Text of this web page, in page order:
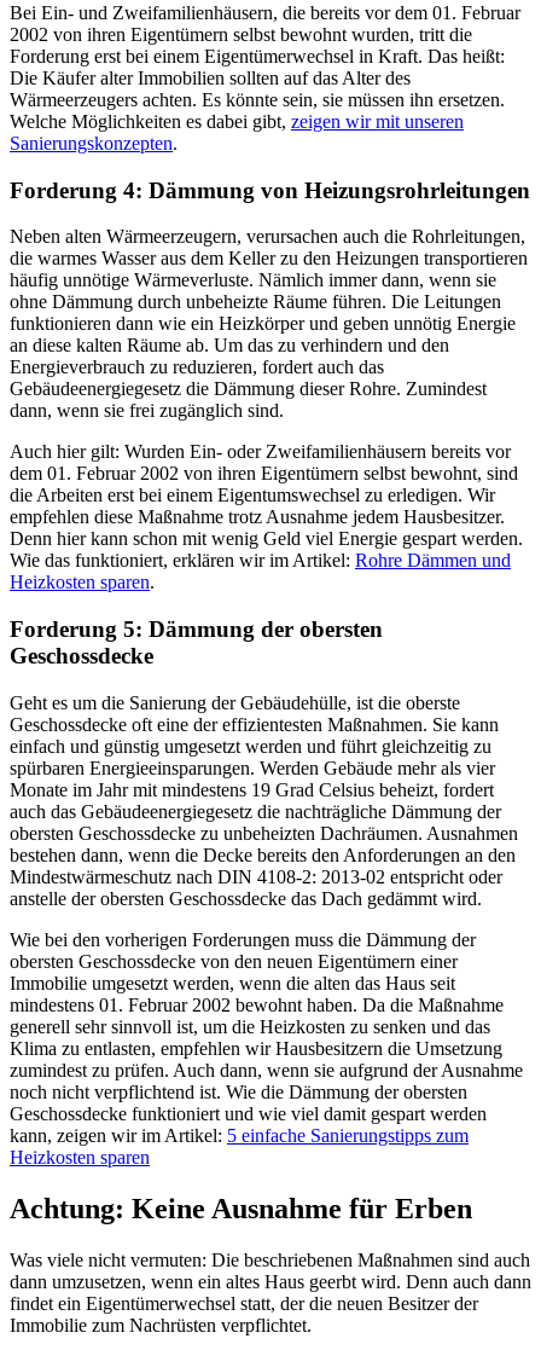
Bei Ein- und Zweifamilienhäusern, die bereits vor dem 01. Februar
2002 von ihren Eigentümern selbst bewohnt wurden, tritt die
Forderung erst bei einem Eigentümerwechsel in Kraft. Das heißt:
Die Käufer alter Immobilien sollten auf das Alter des
Wärmeerzeugers achten. Es könnte sein, sie müssen ihn ersetzen.
Welche Möglichkeiten es dabei gibt, zeigen wir mit unseren
Sanierungskonzepten.
Forderung 4: Dämmung von Heizungsrohrleitungen
Neben alten Wärmeerzeugern, verursachen auch die Rohrleitungen,
die warmes Wasser aus dem Keller zu den Heizungen transportieren
häufig unnötige Wärmeverluste. Nämlich immer dann, wenn sie
ohne Dämmung durch unbeheizte Räume führen. Die Leitungen
funktionieren dann wie ein Heizkörper und geben unnötig Energie
an diese kalten Räume ab. Um das zu verhindern und den
Energieverbrauch zu reduzieren, fordert auch das
Gebäudeenergiegesetz die Dämmung dieser Rohre. Zumindest
dann, wenn sie frei zugänglich sind.
Auch hier gilt: Wurden Ein- oder Zweifamilienhäusern bereits vor
dem 01. Februar 2002 von ihren Eigentümern selbst bewohnt, sind
die Arbeiten erst bei einem Eigentumswechsel zu erledigen. Wir
empfehlen diese Maßnahme trotz Ausnahme jedem Hausbesitzer.
Denn hier kann schon mit wenig Geld viel Energie gespart werden.
Wie das funktioniert, erklären wir im Artikel: Rohre Dämmen und
Heizkosten sparen.
Forderung 5: Dämmung der obersten
Geschossdecke
Geht es um die Sanierung der Gebäudehülle, ist die oberste
Geschossdecke oft eine der effizientesten Maßnahmen. Sie kann
einfach und günstig umgesetzt werden und führt gleichzeitig zu
spürbaren Energieeinsparungen. Werden Gebäude mehr als vier
Monate im Jahr mit mindestens 19 Grad Celsius beheizt, fordert
auch das Gebäudeenergiegesetz die nachträgliche Dämmung der
obersten Geschossdecke zu unbeheizten Dachräumen. Ausnahmen
bestehen dann, wenn die Decke bereits den Anforderungen an den
Mindestwärmeschutz nach DIN 4108-2: 2013-02 entspricht oder
anstelle der obersten Geschossdecke das Dach gedämmt wird.
Wie bei den vorherigen Forderungen muss die Dämmung der
obersten Geschossdecke von den neuen Eigentümern einer
Immobilie umgesetzt werden, wenn die alten das Haus seit
mindestens 01. Februar 2002 bewohnt haben. Da die Maßnahme
generell sehr sinnvoll ist, um die Heizkosten zu senken und das
Klima zu entlasten, empfehlen wir Hausbesitzern die Umsetzung
zumindest zu prüfen. Auch dann, wenn sie aufgrund der Ausnahme
noch nicht verpflichtend ist. Wie die Dämmung der obersten
Geschossdecke funktioniert und wie viel damit gespart werden
kann, zeigen wir im Artikel: 5 einfache Sanierungstipps zum
Heizkosten sparen
Achtung: Keine Ausnahme für Erben
Was viele nicht vermuten: Die beschriebenen Maßnahmen sind auch
dann umzusetzen, wenn ein altes Haus geerbt wird. Denn auch dann
findet ein Eigentümerwechsel statt, der die neuen Besitzer der
Immobilie zum Nachrüsten verpflichtet.